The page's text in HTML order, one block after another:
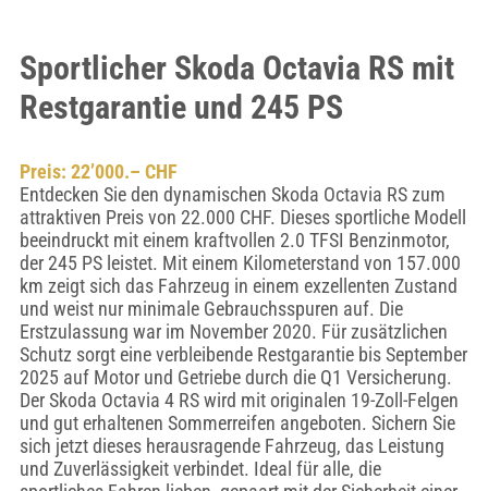
Sportlicher Skoda Octavia RS mit
Restgarantie und 245 PS
Preis: 22’000.– CHF
Entdecken Sie den dynamischen Skoda Octavia RS zum
attraktiven Preis von 22.000 CHF. Dieses sportliche Modell
beeindruckt mit einem kraftvollen 2.0 TFSI Benzinmotor,
der 245 PS leistet. Mit einem Kilometerstand von 157.000
km zeigt sich das Fahrzeug in einem exzellenten Zustand
und weist nur minimale Gebrauchsspuren auf. Die
Erstzulassung war im November 2020. Für zusätzlichen
Schutz sorgt eine verbleibende Restgarantie bis September
2025 auf Motor und Getriebe durch die Q1 Versicherung.
Der Skoda Octavia 4 RS wird mit originalen 19-Zoll-Felgen
und gut erhaltenen Sommerreifen angeboten. Sichern Sie
sich jetzt dieses herausragende Fahrzeug, das Leistung
und Zuverlässigkeit verbindet. Ideal für alle, die